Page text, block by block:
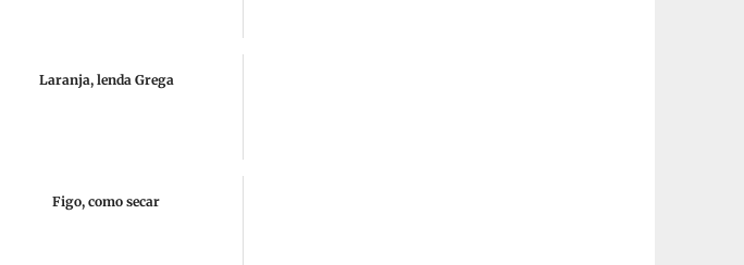
Laranja, lenda Grega
Figo, como secar